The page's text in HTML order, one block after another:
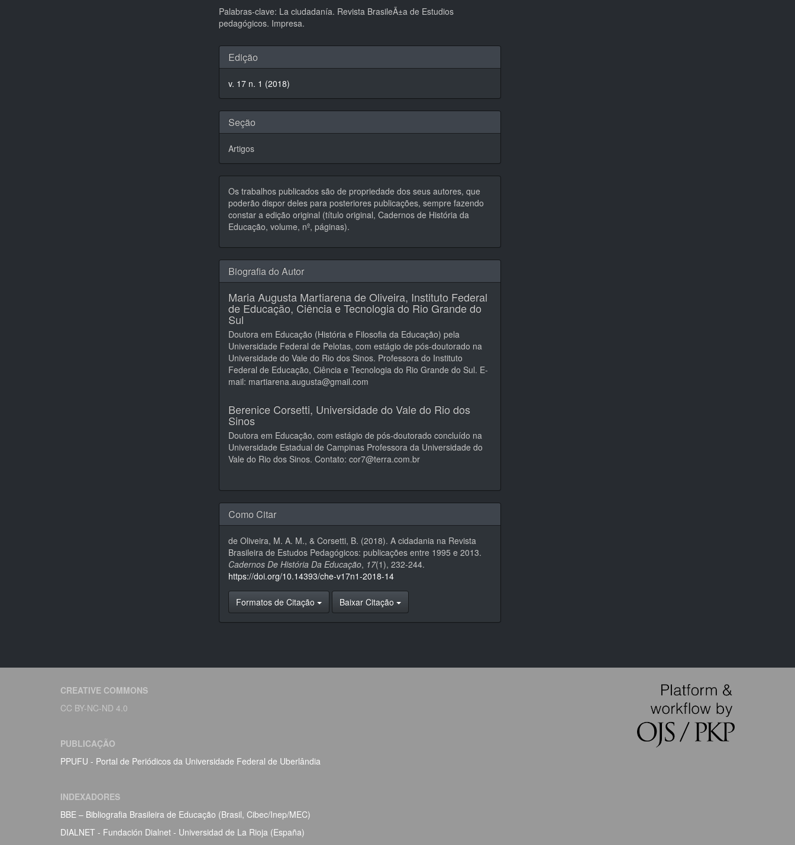
Palabras-clave: La ciudadanía. Revista BrasileÃ±a de Estudios
pedagógicos. Impresa.
Detalhes
do
artigo
Edição
v. 17 n. 1 (2018)
Seção
Artigos
Os trabalhos publicados são de propriedade dos seus autores, que
poderão dispor deles para posteriores publicações, sempre fazendo
constar a edição original (título original, Cadernos de História da
Educação, volume, nº, páginas).
Biografia do Autor
Maria Augusta Martiarena de Oliveira, Instituto Federal
de Educação, Ciência e Tecnologia do Rio Grande do
Sul
Doutora em Educação (História e Filosofia da Educação) pela
Universidade Federal de Pelotas, com estágio de pós-doutorado na
Universidade do Vale do Rio dos Sinos. Professora do Instituto
Federal de Educação, Ciência e Tecnologia do Rio Grande do Sul. E-
mail: martiarena.augusta@gmail.com
Berenice Corsetti, Universidade do Vale do Rio dos
Sinos
Doutora em Educação, com estágio de pós-doutorado concluído na
Universidade Estadual de Campinas Professora da Universidade do
Vale do Rio dos Sinos. Contato: cor7@terra.com.br
Como Citar
de Oliveira, M. A. M., & Corsetti, B. (2018). A cidadania na Revista
Brasileira de Estudos Pedagógicos: publicações entre 1995 e 2013.
Cadernos De História Da Educação, 17(1), 232-244.
https://doi.org/10.14393/che-v17n1-2018-14
Formatos de Citação Baixar Citação
CREATIVE COMMONS
CC BY-NC-ND 4.0
PUBLICAÇÃO
PPUFU - Portal de Periódicos da Universidade Federal de Uberlândia
INDEXADORES
BBE – Bibliografia Brasileira de Educação (Brasil, Cibec/Inep/MEC)
DIALNET - Fundación Dialnet - Universidad de La Rioja (España)